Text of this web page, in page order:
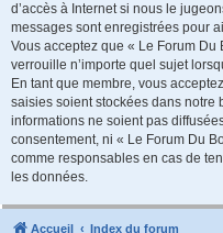
d’accès à Internet si nous le
messages sont enregistrées pour
Vous acceptez que « Le Forum
verrouille n’importe quel sujet
En tant que membre, vous
saisies soient stockées dans notre
informations ne soient pas
consentement, ni « Le Forum Du
comme responsables en cas de
les données.
Accueil Index du forum